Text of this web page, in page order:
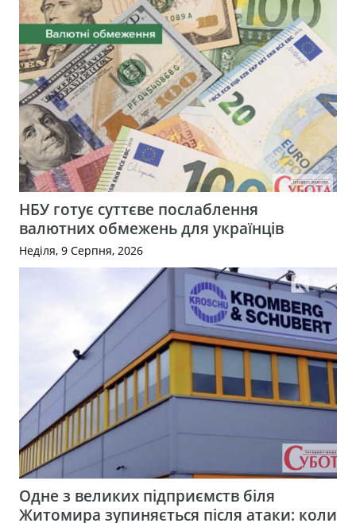
НБУ готує суттєве послаблення
валютних обмежень для українців
Неділя, 9 Серпня, 2026
Одне з великих підприємств біля
Житомира зупиняється після атаки: коли